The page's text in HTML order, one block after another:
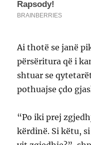
Ai thotë se janë
përsëritura që i
shtuar se
pothuajse çdo
“Po iki prej
kërdinë. Si këtu,